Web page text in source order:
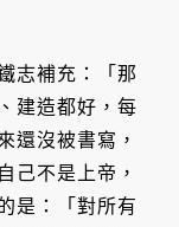
志補充：「那
建造都好，每
還沒被書寫，
己不是上帝，
是：「對所有